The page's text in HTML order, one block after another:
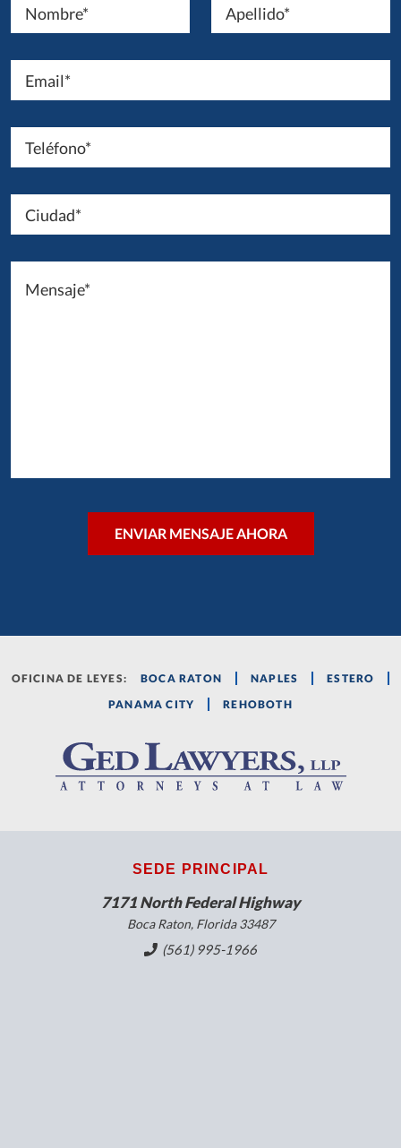
OFICINA DE LEYES: BOCA RATON NAPLES
ESTERO
PANAMA CITY
REHOBOTH
SEDE PRINCIPAL
7171 North Federal Highway
Boca Raton, Florida 33487
(561) 995-1966